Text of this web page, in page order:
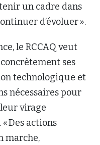
un cadre dans
d’évoluer ».
le RCCAQ veut
ses
technologique et
nécessaires pour
virage
Des actions
marche,